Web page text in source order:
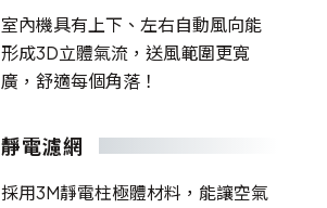
室內機具有上下、左右自動風向能
形成3D立體氣流，送風範圍更寬
廣，舒適每個角落！
靜電濾網
採用3M靜電柱極體材料，能讓空氣